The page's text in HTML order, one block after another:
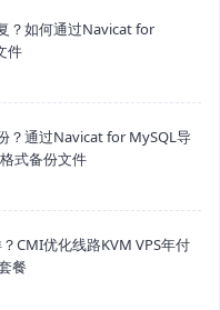
？如何通过Navicat for
件
？通过Navicat for MySQL导
式备份文件
CMI优化线路KVM VPS年付
餐